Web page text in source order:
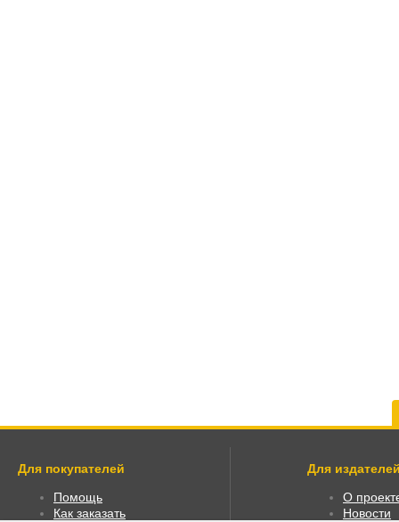
Для покупателей
Помощь
Как заказать
Для
О
Новости